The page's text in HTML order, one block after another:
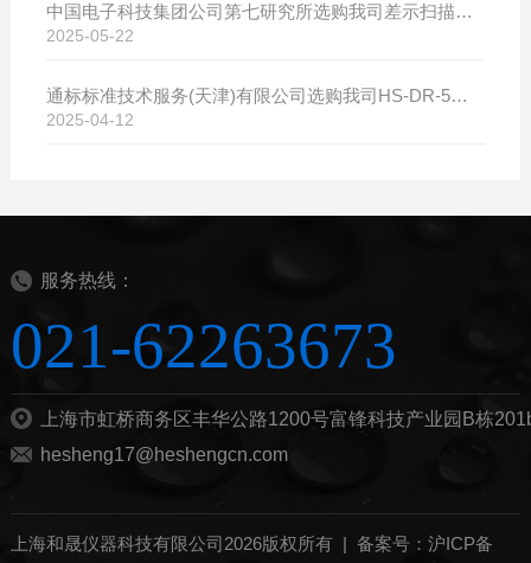
中国电子科技集团公司第七研究所选购我司差示扫描量热仪
2025-05-22
通标标准技术服务(天津)有限公司选购我司HS-DR-5导热系数测试仪
2025-04-12
服务热线：
021-62263673
上海市虹桥商务区丰华公路1200号富锋科技产业园B栋
hesheng17@heshengcn.com
上海和晟仪器科技有限公司2026版权所有 | 备案号：沪ICP备